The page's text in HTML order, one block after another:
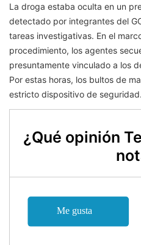
La droga estaba oculta en un
detectado por integrantes del
tareas investigativas. En el
procedimiento, los agentes
presuntamente vinculado a los
Por estas horas, los bultos de
estricto dispositivo de seguridad.
¿Qué opinión